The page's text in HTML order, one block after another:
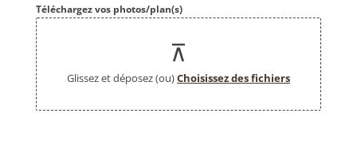
Téléchargez vos photos/plan(s)
Glissez et déposez (ou)Choisissez des fichiers